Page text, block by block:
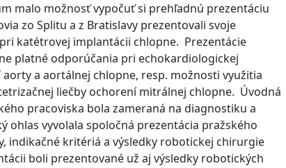
malo možnosť vypočuť si prehľadnú prezentáciu
zo Splitu a z Bratislavy prezentovali svoje
katétrovej implantácii chlopne. Prezentácie
platné odporúčania pri echokardiologickej
a aortálnej chlopne, resp. možnosti využitia
liečby ochorení mitrálnej chlopne. Úvodná
pracoviska bola zameraná na diagnostiku a
ohlas vyvolala spoločná prezentácia pražského
indikačné kritériá a výsledky robotickej chirurgie
boli prezentované už aj výsledky robotických